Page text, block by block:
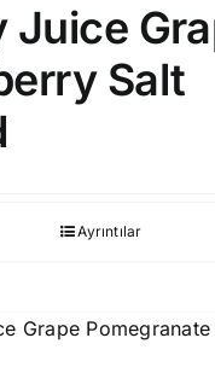
Juice
Salt
Ayrıntılar